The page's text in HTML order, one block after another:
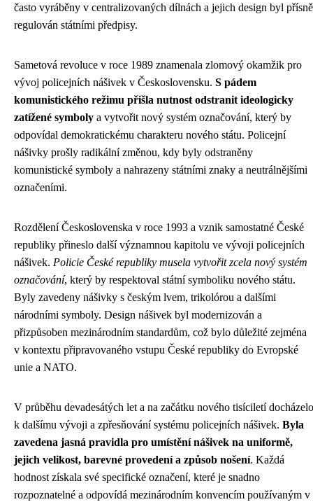
často vyráběny v centralizovaných dílnách a jejich design byl přísně
regulován státními předpisy.
Sametová revoluce v roce 1989 znamenala zlomový okamžik pro
vývoj policejních nášivek v Československu. S pádem
komunistického režimu přišla nutnost odstranit ideologicky
zatížené symboly a vytvořit nový systém označování, který by
odpovídal demokratickému charakteru nového státu. Policejní
nášivky prošly radikální změnou, kdy byly odstraněny
komunistické symboly a nahrazeny státními znaky a neutrálnějšími
označeními.
Rozdělení Československa v roce 1993 a vznik samostatné České
republiky přineslo další významnou kapitolu ve vývoji policejních
nášivek. Policie České republiky musela vytvořit zcela nový systém
označování, který by respektoval státní symboliku nového státu.
Byly zavedeny nášivky s českým lvem, trikolórou a dalšími
národními symboly. Design nášivek byl modernizován a
přizpůsoben mezinárodním standardům, což bylo důležité zejména
v kontextu připravovaného vstupu České republiky do Evropské
unie a NATO.
V průběhu devadesátých let a na začátku nového tisíciletí docházelo
k dalšímu vývoji a zpřesňování systému policejních nášivek. Byla
zavedena jasná pravidla pro umístění nášivek na uniformě,
jejich velikost, barevné provedení a způsob nošení. Každá
hodnost získala své specifické označení, které je snadno
rozpoznatelné a odpovídá mezinárodním konvencím používaným v